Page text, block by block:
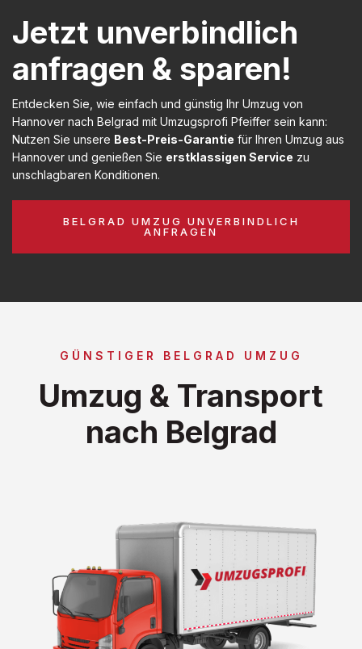
Jetzt unverbindlich
anfragen & sparen!
Entdecken Sie, wie einfach und günstig Ihr Umzug von
Hannover nach Belgrad mit Umzugsprofi Pfeiffer sein kann:
Nutzen Sie unsere Best-Preis-Garantie für Ihren Umzug aus
Hannover und genießen Sie erstklassigen Service zu
unschlagbaren Konditionen.
BELGRAD UMZUG UNVERBINDLICH
ANFRAGEN
GÜNSTIGER BELGRAD UMZUG
Umzug & Transport
nach Belgrad